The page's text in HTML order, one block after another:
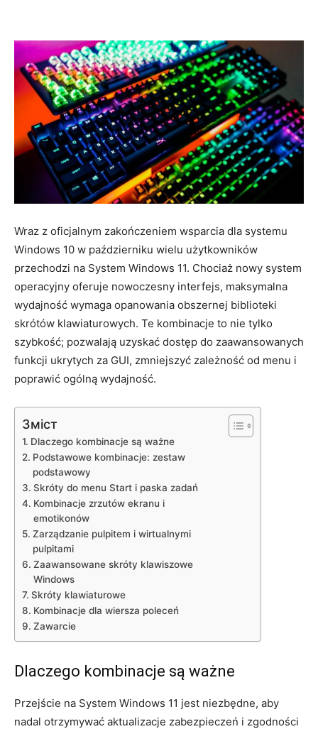
Wraz z oficjalnym zakończeniem wsparcia dla systemu
Windows 10 w październiku wielu użytkowników
przechodzi na System Windows 11. Chociaż nowy system
operacyjny oferuje nowoczesny interfejs, maksymalna
wydajność wymaga opanowania obszernej biblioteki
skrótów klawiaturowych. Te kombinacje to nie tylko
szybkość; pozwalają uzyskać dostęp do zaawansowanych
funkcji ukrytych za GUI, zmniejszyć zależność od menu i
poprawić ogólną wydajność.
Зміст
Dlaczego kombinacje są ważne
Podstawowe kombinacje: zestaw
podstawowy
Skróty do menu Start i paska zadań
Kombinacje zrzutów ekranu i
emotikonów
Zarządzanie pulpitem i wirtualnymi
pulpitami
Zaawansowane skróty klawiszowe
Windows
Skróty klawiaturowe
Kombinacje dla wiersza poleceń
Zawarcie
Dlaczego kombinacje są ważne
Przejście na System Windows 11 jest niezbędne, aby
nadal otrzymywać aktualizacje zabezpieczeń i zgodności